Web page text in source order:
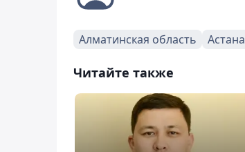
Алматинская область Астана
Читайте также